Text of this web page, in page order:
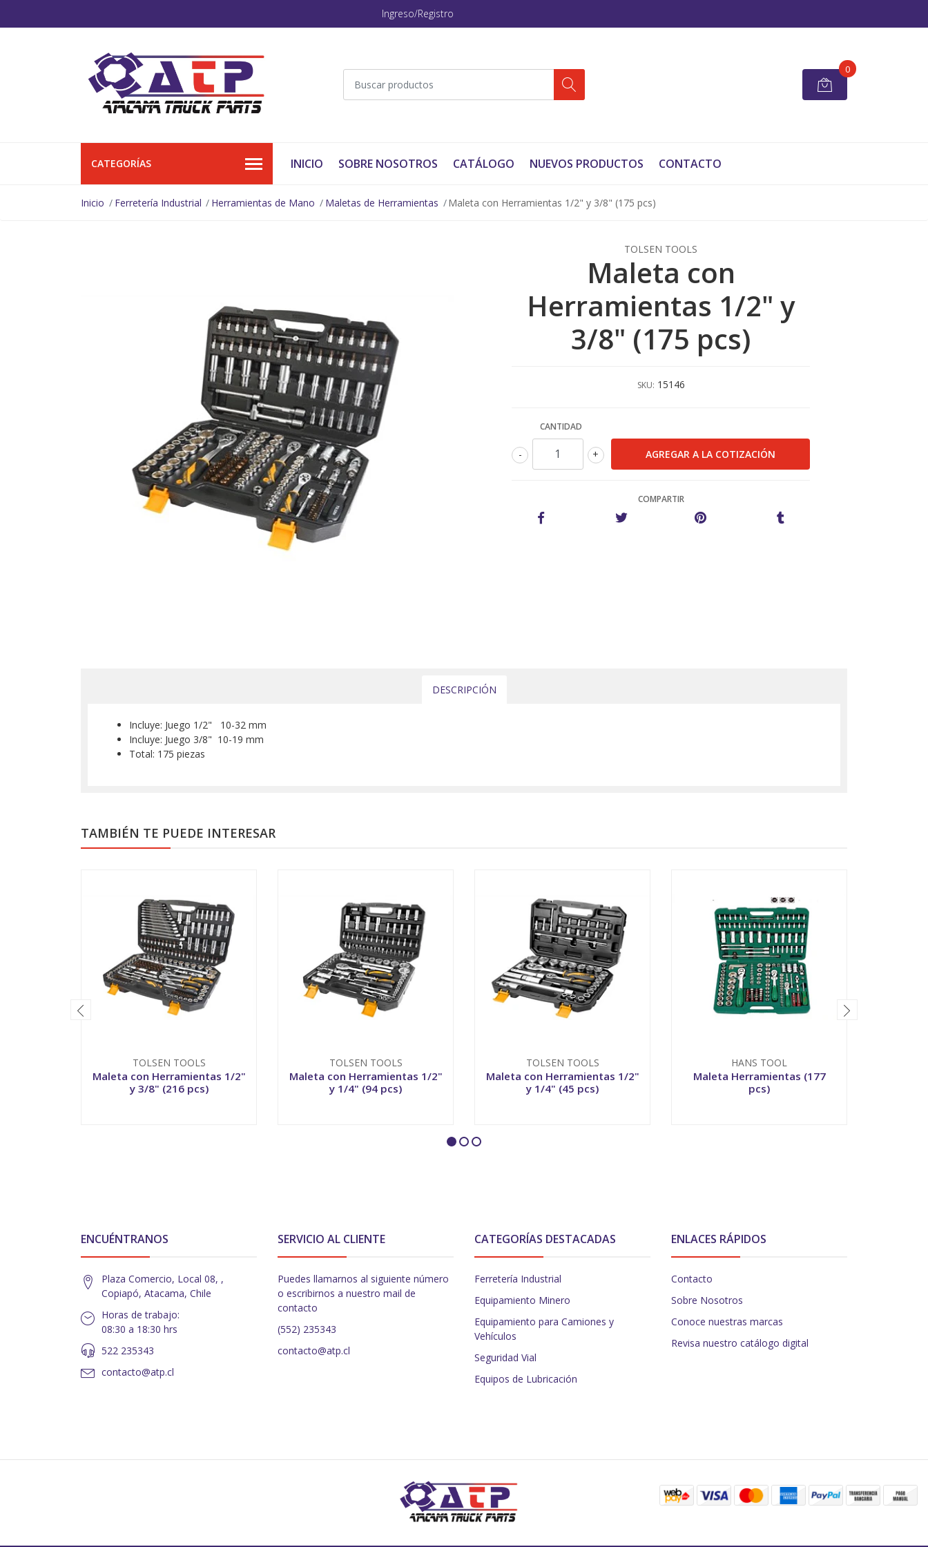
Ingreso/Registro
0
CATEGORÍAS INICIO SOBRE NOSOTROS CATÁLOGO NUEVOS PRODUCTOS CONTACTO
Inicio Ferretería Industrial Herramientas de Mano Maletas de Herramientas Maleta con Herramientas 1/2" y 3/8" (175 pcs)
TOLSEN TOOLS
Maleta con
Herramientas 1/2" y
3/8" (175 pcs)
SKU: 15146
CANTIDAD
+
-
COMPARTIR
DESCRIPCIÓN
Incluye: Juego 1/2" 10-32 mm
Incluye: Juego 3/8" 10-19 mm
Total: 175 piezas
TAMBIÉN TE PUEDE INTERESAR
TOLSEN TOOLS
Maleta con Herramientas 1/2"
y 3/8" (216 pcs)
TOLSEN TOOLS
Maleta con Herramientas 1/2"
y 1/4" (94 pcs)
TOLSEN TOOLS
Maleta con Herramientas 1/2"
y 1/4" (45 pcs)
HANS TOOL
Maleta Herramientas (177
pcs)
ENCUÉNTRANOS
Plaza Comercio, Local 08, ,
Copiapó, Atacama, Chile
Horas de trabajo:
08:30 a 18:30 hrs
522 235343
contacto@atp.cl
SERVICIO AL CLIENTE
Puedes llamarnos al siguiente número
o escribirnos a nuestro mail de
contacto
(552) 235343
contacto@atp.cl
CATEGORÍAS DESTACADAS
Ferretería Industrial
Equipamiento Minero
Equipamiento para Camiones y
Vehículos
Seguridad Vial
Equipos de Lubricación
ENLACES RÁPIDOS
Contacto
Sobre Nosotros
Conoce nuestras marcas
Revisa nuestro catálogo digital